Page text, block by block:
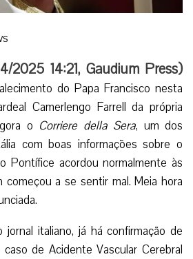
2025 14:21, Gaudium Press)
do Papa Francisco nesta
Camerlengo Farrell da própria
o Corriere della Sera, um dos
com boas informações sobre o
Pontífice acordou normalmente às
a se sentir mal. Meia hora
italiano, já há confirmação de
de Acidente Vascular Cerebral